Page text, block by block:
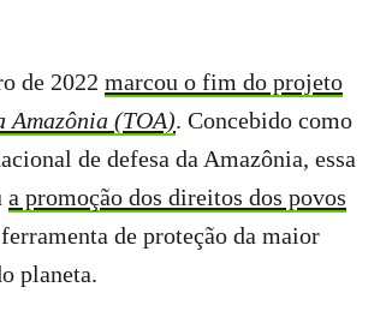
de 2022 marcou o fim do projeto
Amazônia (TOA). Concebido como
de defesa da Amazônia, essa
a promoção dos direitos dos povos
de proteção da maior
planeta.